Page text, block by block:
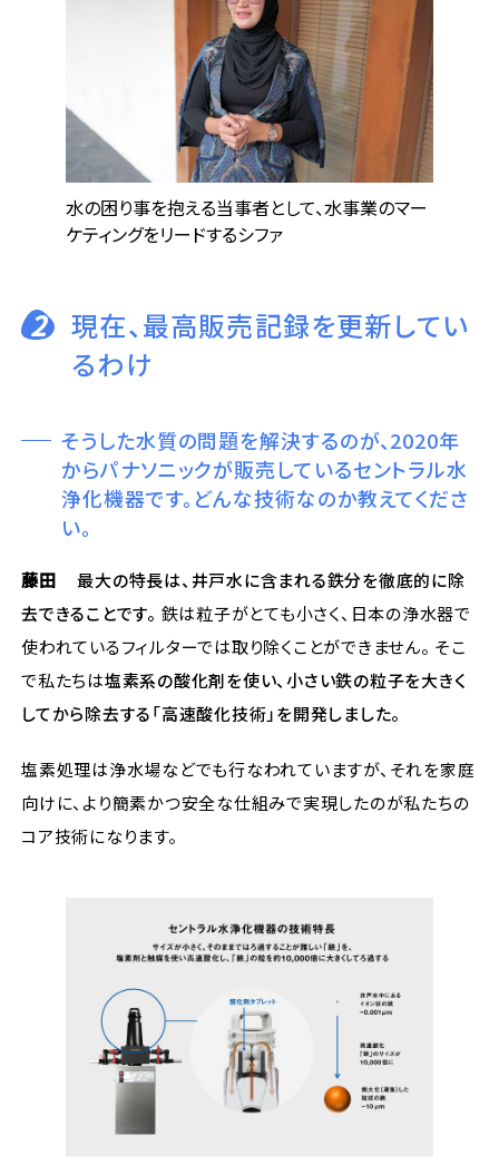
水の困り事を抱える当事者として、水事業のマー
ケティングをリードするシファ
2
現在、最高販売記録を更新してい
るわけ
そうした水質の問題を解決するのが、2020年
からパナソニックが販売しているセントラル水
浄化機器です。どんな技術なのか教えてくださ
い。
藤田
最大の特長は、井戸水に含まれる鉄分を徹底的に除
去できることです。 鉄は粒子がとても小さく、日本の浄水器で
使われているフィルターでは取り除くことができません。 そこ
で私たちは塩素系の酸化剤を使い、小さい鉄の粒子を大きく
してから除去する「高速酸化技術」を開発しました。
塩素処理は浄水場などでも行なわれていますが、それを家庭
向けに、より簡素かつ安全な仕組みで実現したのが私たちの
コア技術になります。